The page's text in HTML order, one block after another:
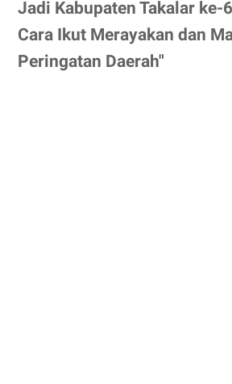
Jadi Kabupaten Takalar ke-
Cara Ikut Merayakan dan
Peringatan Daerah"